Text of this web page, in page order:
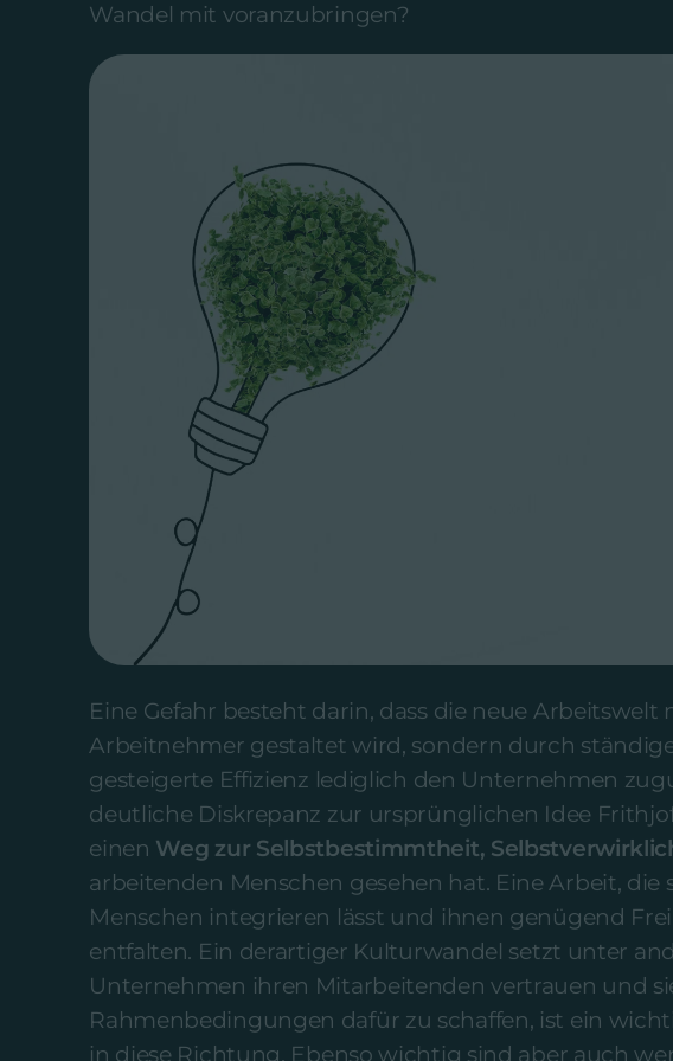
Wandel mit voranzubringen?
Eine Gefahr besteht darin, dass die neue
Arbeitnehmer gestaltet wird, sondern durch
gesteigerte Effizienz lediglich den Unternehmen
deutliche Diskrepanz zur ursprünglichen Idee
einen Weg zur Selbstbestimmtheit,
arbeitenden Menschen gesehen hat. Eine Arbeit, die
Menschen integrieren lässt und ihnen genügend
entfalten. Ein derartiger Kulturwandel setzt unter
Unternehmen ihren Mitarbeitenden vertrauen und
Rahmenbedingungen dafür zu schaffen, ist ein
in diese Richtung. Ebenso wichtig sind aber auch